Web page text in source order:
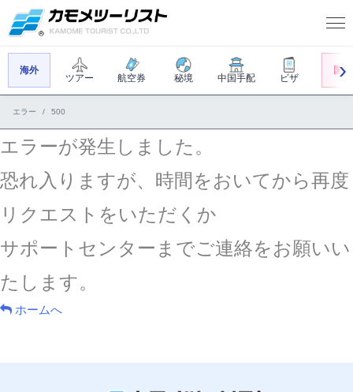
海外
ツアー 航空券 秘境 中国手配 ビザ
国内
エラー 500
エラーが発生しました。
恐れ入りますが、時間をおいてから再度
リクエストをいただくか
サポートセンターまでご連絡をお願いい
たします。
ホームへ